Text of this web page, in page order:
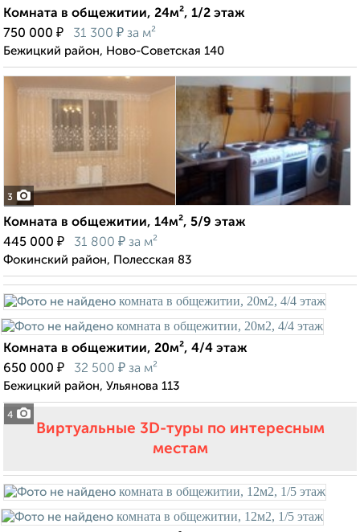
Комната в общежитии, 24м², 1/2 этаж
750 000 ₽ 31 300 ₽ за м²
Бежицкий район, Ново-Советская 140
3
Комната в общежитии, 14м², 5/9 этаж
445 000 ₽ 31 800 ₽ за м²
Фокинский район, Полесская 83
4
Комната в общежитии, 20м², 4/4 этаж
650 000 ₽ 32 500 ₽ за м²
Бежицкий район, Ульянова 113
Виртуальные 3D-туры по интересным
местам